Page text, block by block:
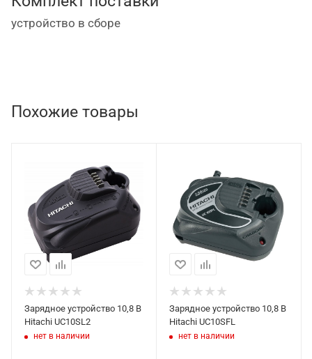
устройство в сборе
Похожие товары
Зарядное устройство 10,8 В
Hitachi UC10SL2
нет в наличии
Зарядное устройство 10,8 В
Hitachi UC10SFL
нет в наличии